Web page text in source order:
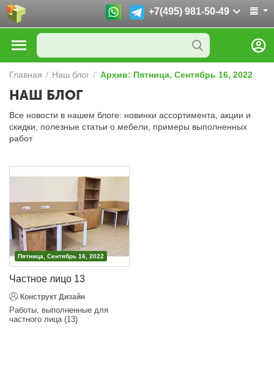
+7(495) 981-50-49
Главная / Наш блог / Архив: Пятница, Сентябрь 16, 2022
НАШ БЛОГ
Все новости в нашем блоге: новинки ассортимента, акции и
скидки, полезные статьи о мебели, примеры выполненных
работ
Пятница, Сентябрь 16, 2022
Частное лицо 13
Конструкт Дизайн
Работы, выполненные для
частного лица (13)